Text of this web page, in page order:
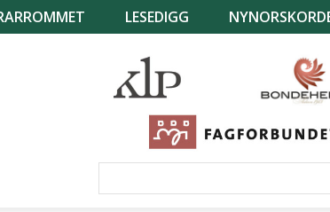
LESEDIGG